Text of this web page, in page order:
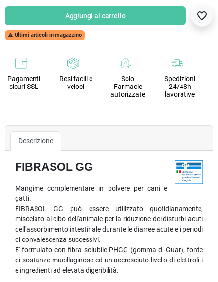
Aggiungi al carrello favorite_border
 Ultimi articoli in magazzino
Pagamenti
sicuri SSL
Resi facili e
veloci
Solo
Farmacie
autorizzate
Spedizioni
24/48h
lavorative
Descrizione
FIBRASOL GG
Mangime complementare in polvere per cani e
gatti.
FIBRASOL GG può essere utilizzato quotidianamente,
miscelato al cibo dell'animale per la riduzione dei disturbi acuti
dell'assorbimento intestinale durante le diarree acute e i periodi
di convalescenza successivi.
E' formulato con fibra solubile PHGG (gomma di Guar), fonte
di sostanze mucillaginose ed un accresciuto livello di elettroliti
e ingredienti ad elevata digeribilità.